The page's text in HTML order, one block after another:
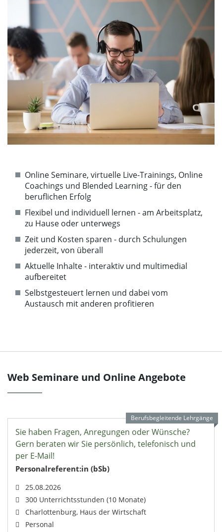
Online Seminare, virtuelle Live-Trainings, Online
Coachings und Blended Learning - für den
beruflichen Erfolg
Flexibel und individuell lernen - am Arbeitsplatz,
zu Hause oder unterwegs
Zeit und Kosten sparen - durch Schulungen
jederzeit, von überall
Aktuelle Inhalte - interaktiv und multimedial
aufbereitet
Selbstgesteuert lernen und dabei vom
Austausch mit anderen profitieren
Web Seminare und Online Angebote
Sie haben Fragen, Anregungen oder Wünsche?
Gern beraten wir Sie persönlich, telefonisch und
per E-Mail!
Personalreferent:in (bSb)
25.08.2026
300 Unterrichtsstunden (10 Monate)
Charlottenburg, Haus der Wirtschaft
Personal
Berufsbegleitende Lehrgänge